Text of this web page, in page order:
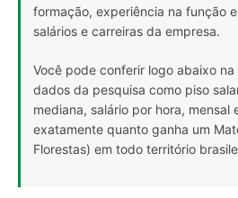
formação, experiência na função
salários e carreiras da empresa.
Você pode conferir logo abaixo na
dados da pesquisa como piso
mediana, salário por hora, mensal
exatamente quanto ganha um
Florestas) em todo território